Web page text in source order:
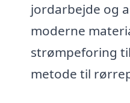
jordarbejde og
moderne
strømpeforing
metode til